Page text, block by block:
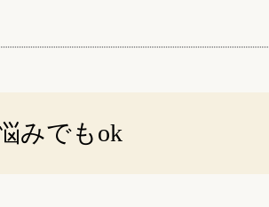
みでもok